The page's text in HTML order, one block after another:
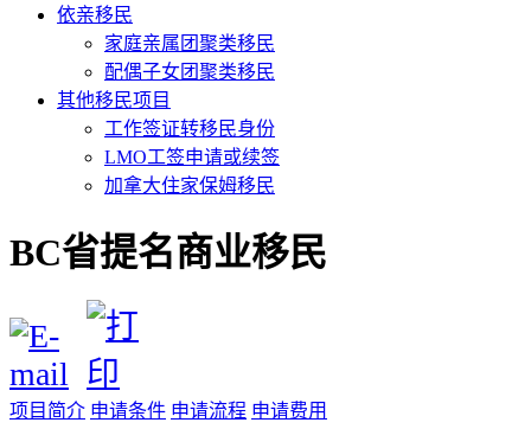
依亲移民
家庭亲属团聚类移民
配偶子女团聚类移民
其他移民项目
工作签证转移民身份
LMO工签申请或续签
加拿大住家保姆移民
BC省提名商业移民
项目简介 申请条件 申请流程 申请费用